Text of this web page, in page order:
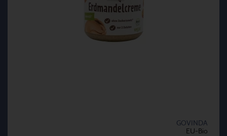
GOVINDA
EU-Bio